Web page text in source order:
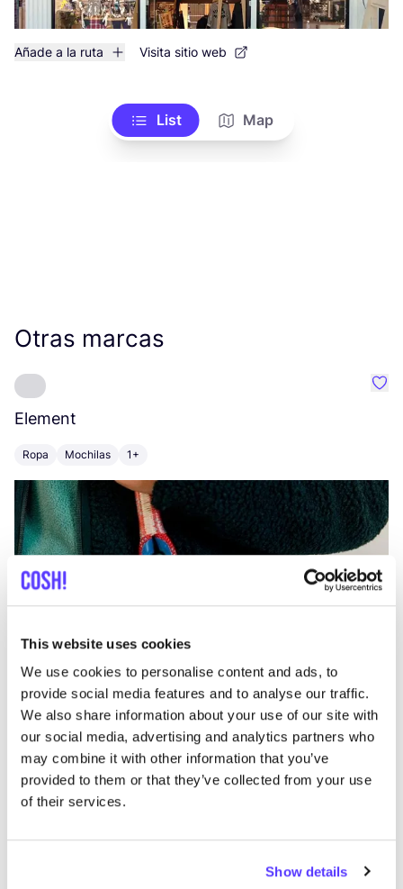
This website uses cookies
We use cookies to personalise content and ads, to
provide social media features and to analyse our traffic.
We also share information about your use of our site with
our social media, advertising and analytics partners who
may combine it with other information that you’ve
provided to them or that they’ve collected from your use
of their services.
Show details
Añade a la ruta Visita sitio web
List Map
Otras marcas
Element
Ropa Mochilas 1+